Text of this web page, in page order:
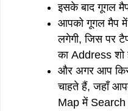
इसके बाद गूगल
आपको गूगल मैप में
लगेगी, जिस पर
का Address शो
और अगर आप
चाहते हैं, जहाँ
Map में Search